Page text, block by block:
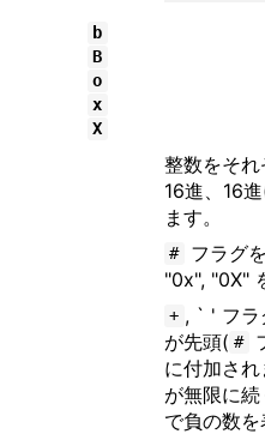
b
B
o
x
X
整数をそれ
16進、16
ます。
#
フラグ
"0x", "0X"
+ , ` ' フラ
が先頭( #
に付加さ
が無限に
で負の数を